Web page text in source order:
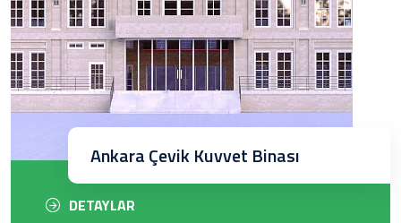
DETAYLAR
Ankara Çevik Kuvvet Binası